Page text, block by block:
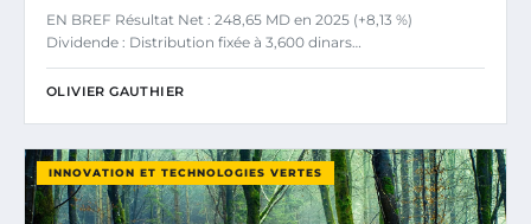
EN BREF Résultat Net : 248,65 MD en 2025 (+8,13 %)
Dividende : Distribution fixée à 3,600 dinars…
OLIVIER GAUTHIER
INNOVATION ET TECHNOLOGIES VERTES